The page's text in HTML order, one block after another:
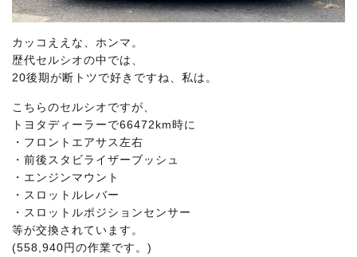
カッコええな、ホンマ。
歴代セルシオの中では、
20後期が断トツで好きですね、私は。
こちらのセルシオですが、
トヨタディーラーで66472km時に
・フロントエアサス左右
・前後スタビライザーブッシュ
・エンジンマウント
・スロットルレバー
・スロットルポジションセンサー
等が交換されています。
(558,940円の作業です。)